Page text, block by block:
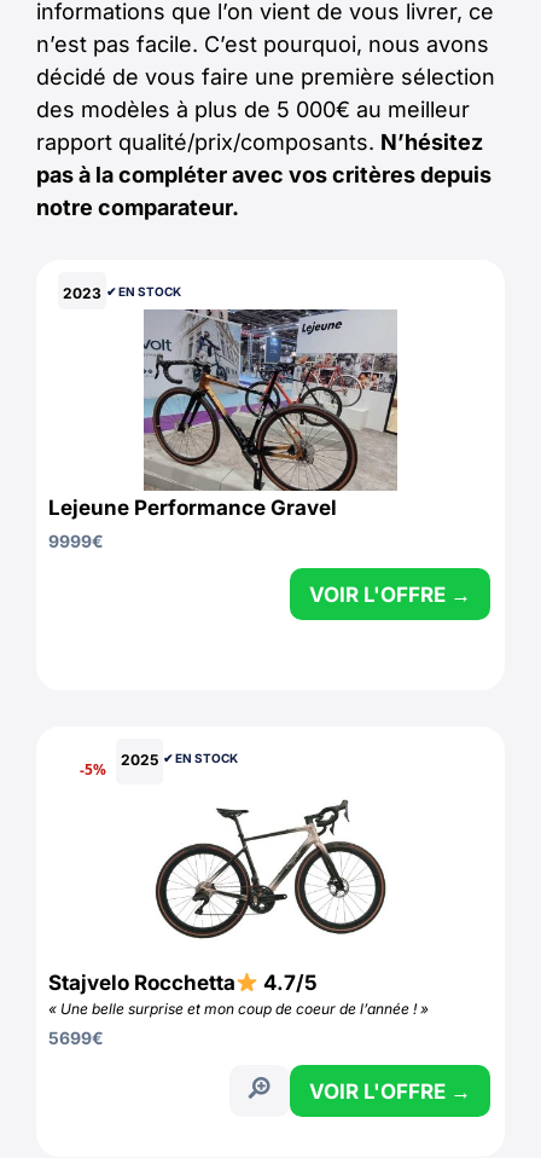
informations que l’on vient de vous livrer, ce
n’est pas facile. C’est pourquoi, nous avons
décidé de vous faire une première sélection
des modèles à plus de 5 000€ au meilleur
rapport qualité/prix/composants. N’hésitez
pas à la compléter avec vos critères depuis
notre comparateur.
2023 ✔︎ EN STOCK
Lejeune Performance Gravel
9999€
VOIR L'OFFRE →
-5% 2025 ✔︎ EN STOCK
Stajvelo Rocchetta 4.7/5
« Une belle surprise et mon coup de coeur de l’année ! »
5699€
VOIR L'OFFRE →